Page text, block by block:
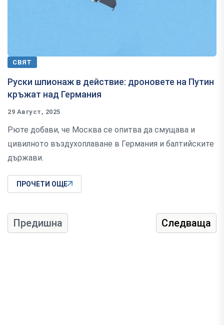
СВЯТ
Руски шпионаж в действие: дроновете на Путин
кръжат над Германия
29 Август, 2025
Рюте добави, че Москва се опитва да смущава и
цивилното въздухоплаване в Германия и балтийските
държави.
ПРОЧЕТИ ОЩЕ
Предишна Следваща